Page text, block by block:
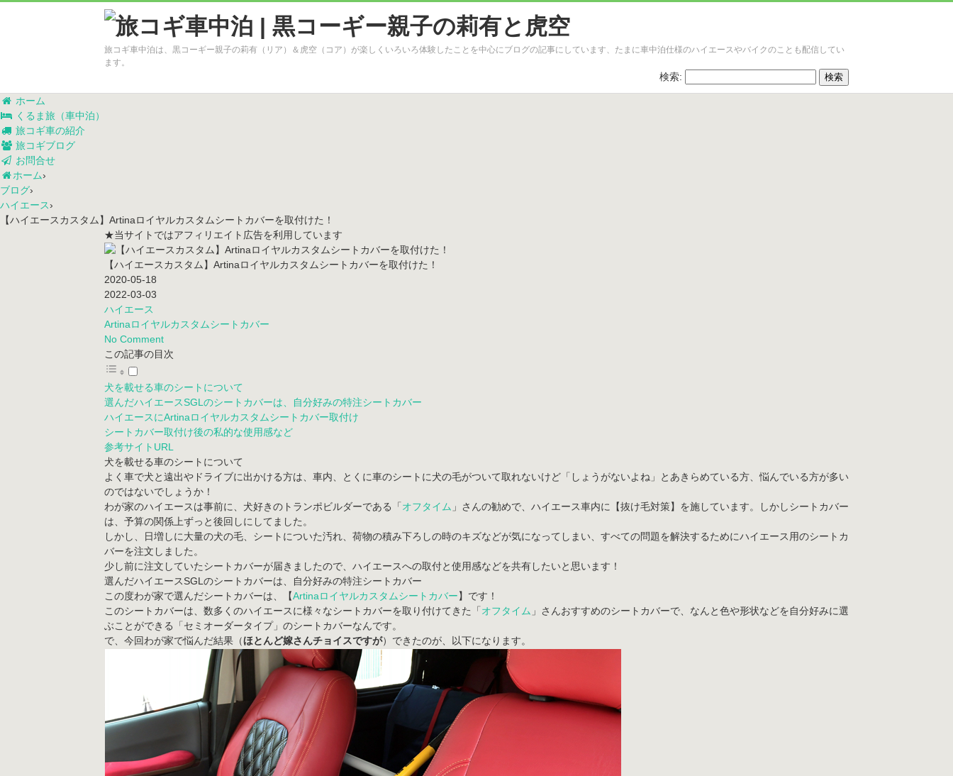
旅コギ車中泊は、黒コーギー親子の莉有（リア）＆虎空（コア）が楽しくいろいろ体験したことを中心にブログの記事にしています、たまに車中泊仕様のハイエースやバイクのことも配信してい
ます。
検索:
ホーム
くるま旅（車中泊）
旅コギ車の紹介
旅コギブログ
お問合せ
ホーム›
ブログ›
ハイエース›
【ハイエースカスタム】Artinaロイヤルカスタムシートカバーを取付けた！
★当サイトではアフィリエイト広告を利用しています
【ハイエースカスタム】Artinaロイヤルカスタムシートカバーを取付けた！
2020-05-18
2022-03-03
ハイエース
Artinaロイヤルカスタムシートカバー
No Comment
この記事の目次
犬を載せる車のシートについて
選んだハイエースSGLのシートカバーは、自分好みの特注シートカバー
ハイエースにArtinaロイヤルカスタムシートカバー取付け
シートカバー取付け後の私的な使用感など
参考サイトURL
犬を載せる車のシートについて
よく車で犬と遠出やドライブに出かける方は、車内、とくに車のシートに犬の毛がついて取れないけど「しょうがないよね」とあきらめている方、悩んでいる方が多い
のではないでしょうか！
わが家のハイエースは事前に、犬好きのトランポビルダーである「 オフタイム 」さんの勧めで、ハイエース車内に【抜け毛対策】を施しています。しかしシートカバー
は、予算の関係上ずっと後回しにしてました。
しかし、日増しに大量の犬の毛、シートについた汚れ、荷物の積み下ろしの時のキズなどが気になってしまい、すべての問題を解決するためにハイエース用のシートカ
バーを注文しました。
少し前に注文していたシートカバーが届きましたので、ハイエースへの取付と使用感などを共有したいと思います！
選んだハイエースSGLのシートカバーは、自分好みの特注シートカバー
この度わが家で選んだシートカバーは、【Artinaロイヤルカスタムシートカバー】です！
このシートカバーは、数多くのハイエースに様々なシートカバーを取り付けてきた「 オフタイム 」さんおすすめのシートカバーで、なんと色や形状などを自分好みに選
ぶことができる「セミオーダータイプ」のシートカバーなんです。
で、今回わが家で悩んだ結果（ほとんど嫁さんチョイスですが）できたのが、以下になります。